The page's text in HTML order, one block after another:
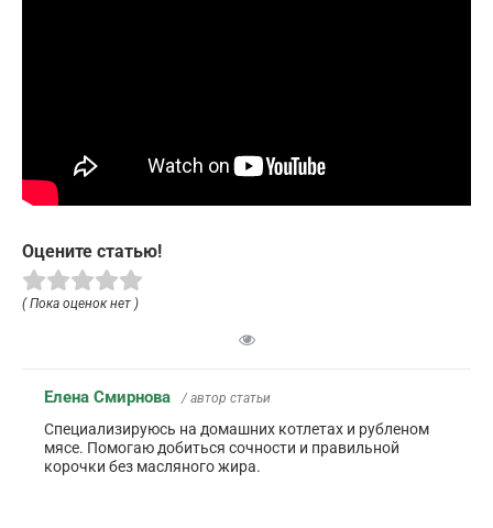
Оцените статью!
( Пока оценок нет )
Елена Смирнова / автор статьи
Специализируюсь на домашних котлетах и рубленом
мясе. Помогаю добиться сочности и правильной
корочки без масляного жира.